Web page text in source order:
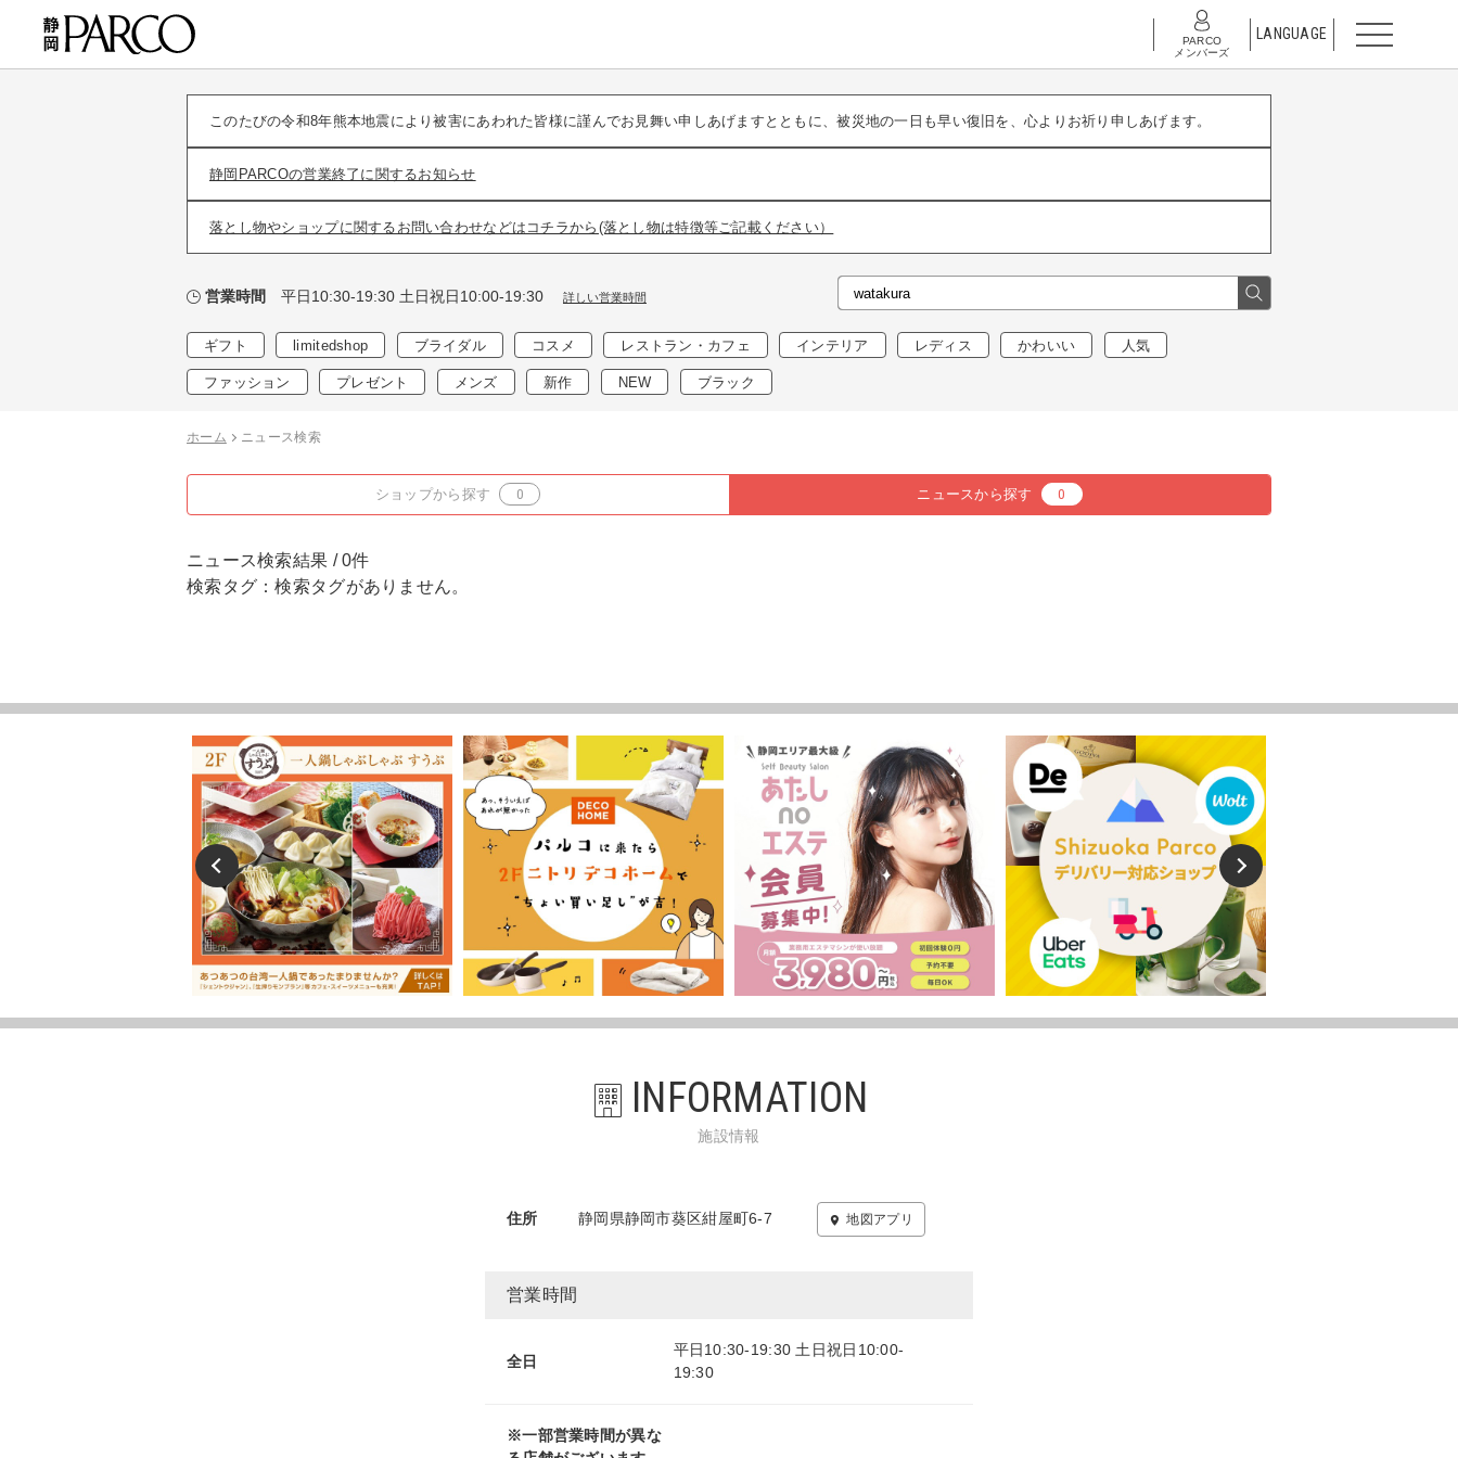
PARCO
メンバーズ
LANGUAGE
このたびの令和8年熊本地震により被害にあわれた皆様に謹んでお見舞い申しあげますとともに、被災地の一日も早い復旧を、心よりお祈り申しあげます。
静岡PARCOの営業終了に関するお知らせ
落とし物やショップに関するお問い合わせなどはコチラから(落とし物は特徴等ご記載ください）
営業時間 平日10:30-19:30 土日祝日10:00-19:30 詳しい営業時間
ギフト limitedshop ブライダル コスメ レストラン・カフェ インテリア レディス かわいい 人気
ファッション プレゼント メンズ 新作 NEW ブラック
ホーム ニュース検索
ショップから探す 0 ニュースから探す 0
ニュース検索結果 / 0件
検索タグ：検索タグがありません。
INFORMATION
施設情報
住所 静岡県静岡市葵区紺屋町6-7 地図アプリ
営業時間
全日
平日10:30-19:30 土日祝日10:00-
19:30
※一部営業時間が異な